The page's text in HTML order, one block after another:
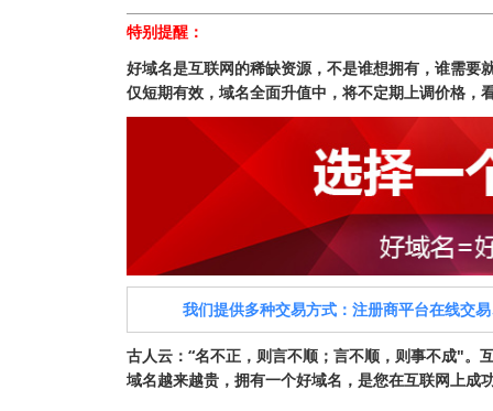
特别提醒：
好域名是互联网的稀缺资源，不是谁想拥有，谁需
仅短期有效，域名全面升值中，将不定期上调价格，
我们提供多种交易方式：注册商平台在线交
古人云：“名不正，则言不顺；言不顺，则事不成"
域名越来越贵，拥有一个好域名，是您在互联网上成